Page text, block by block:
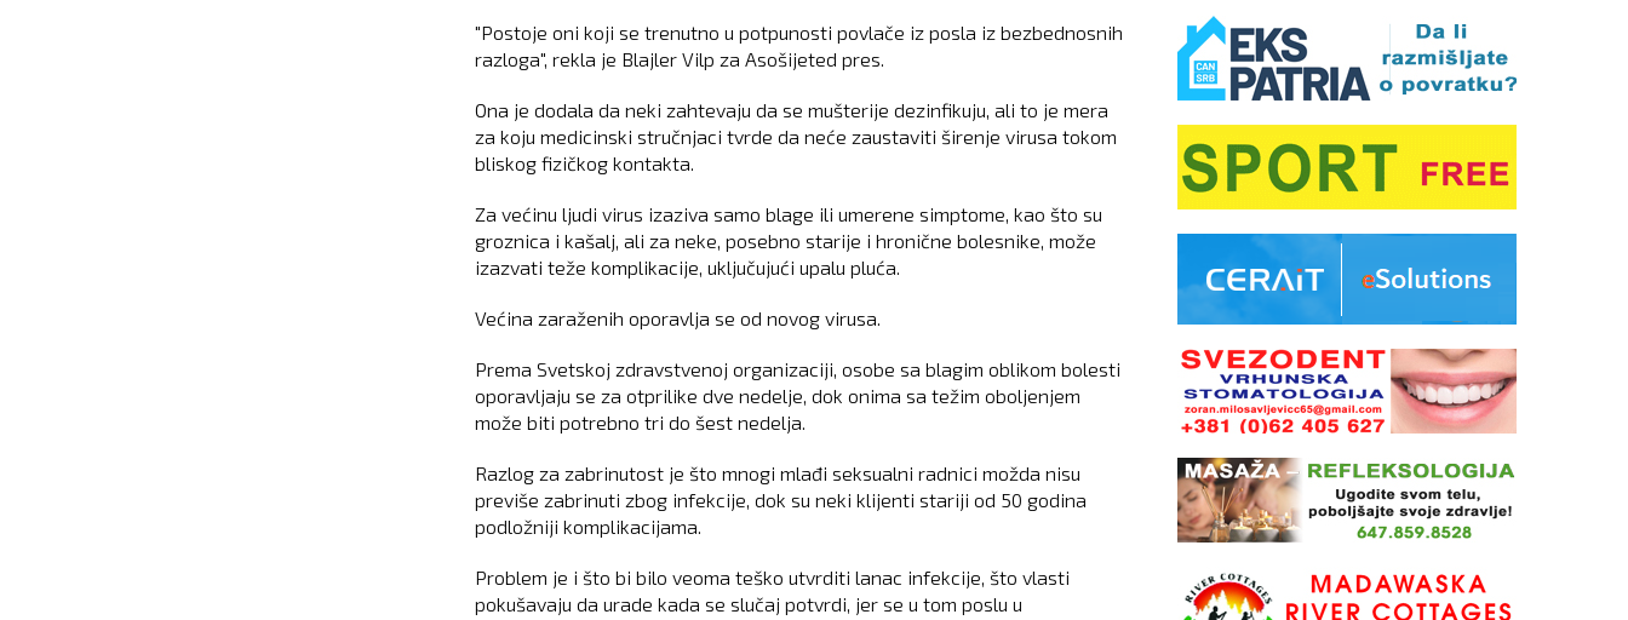
"Postoje oni koji se trenutno u potpunosti povlače iz posla iz bezbednosnih
razloga", rekla je Blajler Vilp za Asošijeted pres.
Ona je dodala da neki zahtevaju da se mušterije dezinfikuju, ali to je mera
za koju medicinski stručnjaci tvrde da neće zaustaviti širenje virusa tokom
bliskog fizičkog kontakta.
Za većinu ljudi virus izaziva samo blage ili umerene simptome, kao što su
groznica i kašalj, ali za neke, posebno starije i hronične bolesnike, može
izazvati teže komplikacije, uključujući upalu pluća.
Većina zaraženih oporavlja se od novog virusa.
Prema Svetskoj zdravstvenoj organizaciji, osobe sa blagim oblikom bolesti
oporavljaju se za otprilike dve nedelje, dok onima sa težim oboljenjem
može biti potrebno tri do šest nedelja.
Razlog za zabrinutost je što mnogi mlađi seksualni radnici možda nisu
previše zabrinuti zbog infekcije, dok su neki klijenti stariji od 50 godina
podložniji komplikacijama.
Problem je i što bi bilo veoma teško utvrditi lanac infekcije, što vlasti
pokušavaju da urade kada se slučaj potvrdi, jer se u tom poslu u